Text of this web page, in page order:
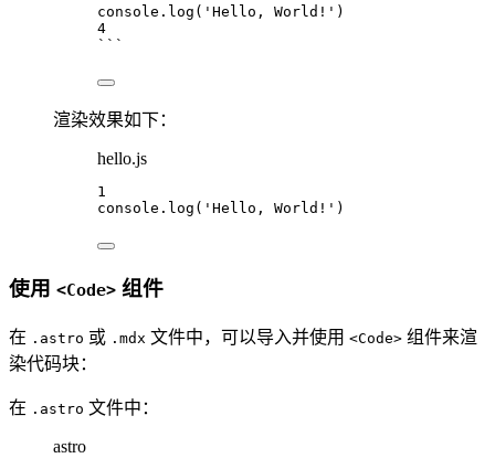
console . log ( 'Hello, World!' )
4
```
渲染效果如下：
hello.js
1
console . log ( 'Hello, World!' )
使用 <Code> 组件
在 .astro 或 .mdx 文件中，可以导入并使用 <Code> 组件来渲
染代码块：
在 .astro 文件中：
astro